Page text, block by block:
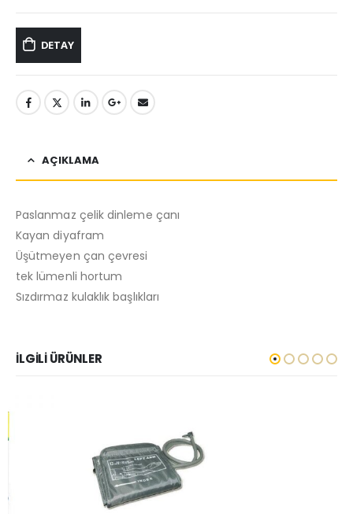
DETAY
AÇIKLAMA
Paslanmaz çelik dinleme çanı
Kayan diyafram
Üşütmeyen çan çevresi
tek lümenli hortum
Sızdırmaz kulaklık başlıkları
İLGILI ÜRÜNLER